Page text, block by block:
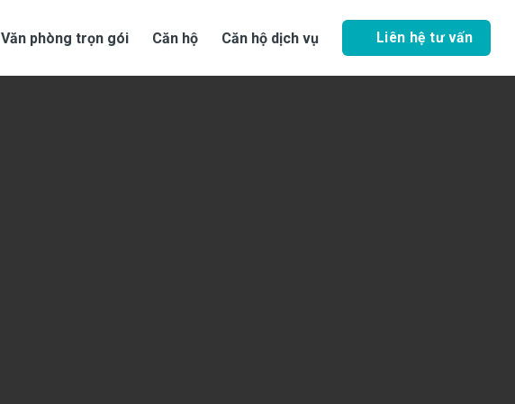
Văn phòng trọn gói Căn hộ Căn hộ dịch vụ Liên hệ tư vấn